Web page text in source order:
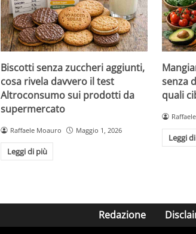
Biscotti senza zuccheri aggiunti,
cosa rivela davvero il test
Altroconsumo sui prodotti da
supermercato
Raffaele Moauro Maggio 1, 2026
Leggi di più
senza
quali
Leggi
Redazione